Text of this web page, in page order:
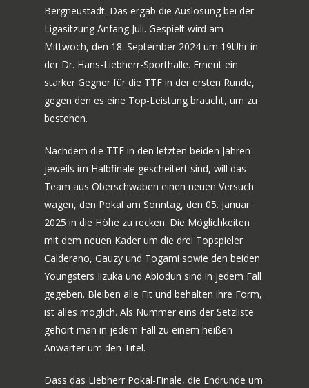
Bergneustadt. Das ergab die Auslosung bei der
Ligasitzung Anfang Juli. Gespielt wird am
Mittwoch, den 18. September 2024 um 19Uhr in
der Dr. Hans-Liebherr-Sporthalle. Erneut ein
starker Gegner für die TTF in der ersten Runde,
gegen den es eine Top-Leistung braucht, um zu
bestehen.
Nachdem die TTF in den letzten beiden Jahren
jeweils im Halbfinale gescheitert sind, will das
Team aus Oberschwaben einen neuen Versuch
wagen, den Pokal am Sonntag, den 05. Januar
2025 in die Höhe zu recken. Die Möglichkeiten
mit dem neuen Kader um die drei Topspieler
Calderano, Gauzy und Togami sowie den beiden
Youngsters Iizuka und Abiodun sind in jedem Fall
gegeben. Bleiben alle Fit und behalten ihre Form,
ist alles möglich. Als Nummer eins der Setzliste
gehört man in jedem Fall zu einem heißen
Anwärter um den Titel.
Dass das Liebherr Pokal-Finale, die Endrunde um